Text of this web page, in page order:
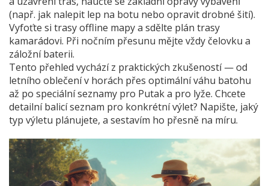
(např. jak nalepit lep na botu nebo opravit drobné šití).
Vyfoťte si trasy offline mapy a sdělte plán trasy
kamarádovi. Při nočním přesunu mějte vždy čelovku a
záložní baterii.
Tento přehled vychází z praktických zkušeností — od
letního oblečení v horách přes optimální váhu batohu
až po speciální seznamy pro Putak a pro lyže. Chcete
detailní balicí seznam pro konkrétní výlet? Napište, jaký
typ výletu plánujete, a sestavím ho přesně na míru.